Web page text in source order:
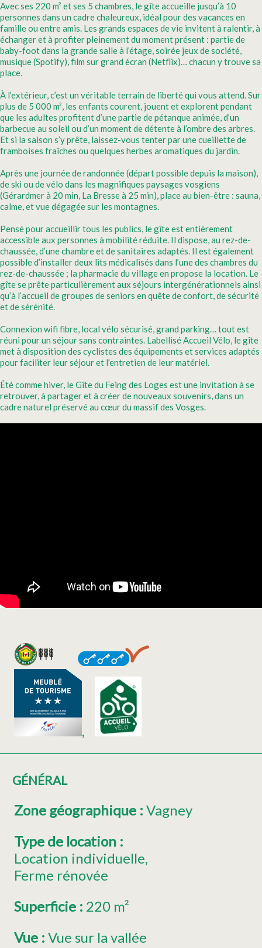
Avec ses 220 m² et ses 5 chambres, le gîte accueille jusqu’à 10
personnes dans un cadre chaleureux, idéal pour des vacances en
famille ou entre amis. Les grands espaces de vie invitent à ralentir, à
échanger et à profiter pleinement du moment présent : partie de
baby-foot dans la grande salle à l’étage, soirée jeux de société,
musique (Spotify), film sur grand écran (Netflix)… chacun y trouve sa
place.
À l’extérieur, c’est un véritable terrain de liberté qui vous attend. Sur
plus de 5 000 m², les enfants courent, jouent et explorent pendant
que les adultes profitent d’une partie de pétanque animée, d’un
barbecue au soleil ou d’un moment de détente à l’ombre des arbres.
Et si la saison s’y prête, laissez-vous tenter par une cueillette de
framboises fraîches ou quelques herbes aromatiques du jardin.
Après une journée de randonnée (départ possible depuis la maison),
de ski ou de vélo dans les magnifiques paysages vosgiens
(Gérardmer à 20 min, La Bresse à 25 min), place au bien-être : sauna,
calme, et vue dégagée sur les montagnes.
Pensé pour accueillir tous les publics, le gîte est entièrement
accessible aux personnes à mobilité réduite. Il dispose, au rez-de-
chaussée, d’une chambre et de sanitaires adaptés. Il est également
possible d’installer deux lits médicalisés dans l’une des chambres du
rez-de-chaussée ; la pharmacie du village en propose la location. Le
gîte se prête particulièrement aux séjours intergénérationnels ainsi
qu’à l’accueil de groupes de seniors en quête de confort, de sécurité
et de sérénité.
Connexion wifi fibre, local vélo sécurisé, grand parking… tout est
réuni pour un séjour sans contraintes. Labellisé Accueil Vélo, le gîte
met à disposition des cyclistes des équipements et services adaptés
pour faciliter leur séjour et l'entretien de leur matériel.
Été comme hiver, le Gîte du Feing des Loges est une invitation à se
retrouver, à partager et à créer de nouveaux souvenirs, dans un
cadre naturel préservé au cœur du massif des Vosges.
GÉNÉRAL
Zone géographique : Vagney
Type de location :
Location individuelle
Ferme rénovée
Superficie : 220 m²
Vue : Vue sur la vallée